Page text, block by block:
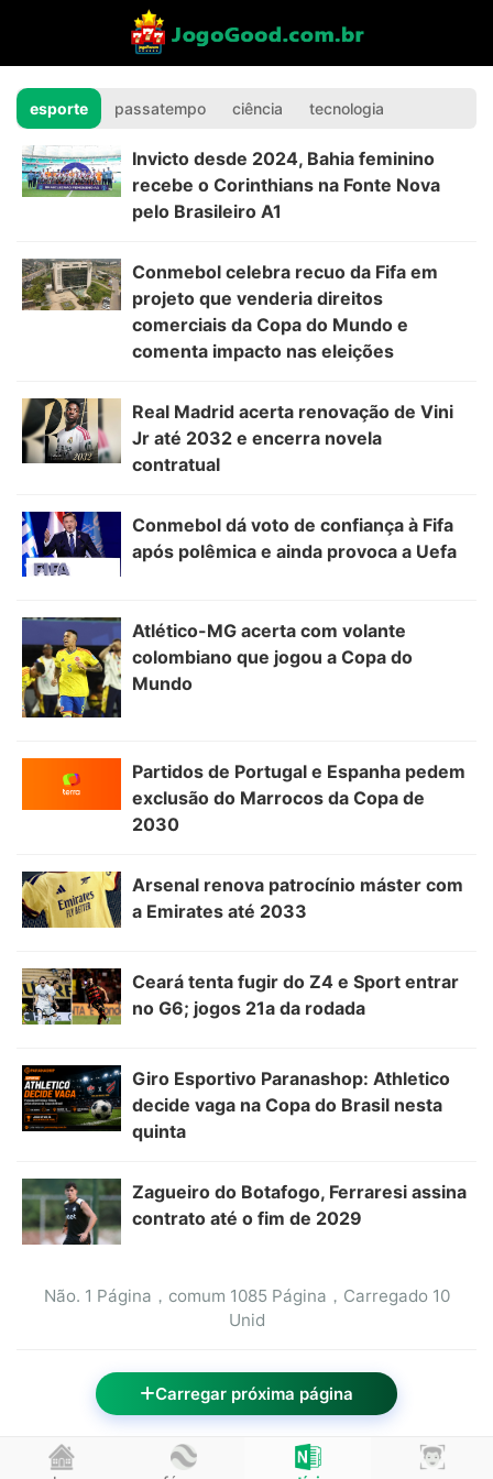
notícias gamesbig -
esporte passatempo ciência tecnologia
Invicto desde 2024, Bahia feminino
recebe o Corinthians na Fonte Nova
pelo Brasileiro A1
Conmebol celebra recuo da Fifa em
projeto que venderia direitos
comerciais da Copa do Mundo e
comenta impacto nas eleições
Real Madrid acerta renovação de Vini
Jr até 2032 e encerra novela
contratual
Conmebol dá voto de confiança à Fifa
após polêmica e ainda provoca a Uefa
Atlético-MG acerta com volante
colombiano que jogou a Copa do
Mundo
Partidos de Portugal e Espanha pedem
exclusão do Marrocos da Copa de
2030
Arsenal renova patrocínio máster com
a Emirates até 2033
Ceará tenta fugir do Z4 e Sport entrar
no G6; jogos 21a da rodada
Giro Esportivo Paranashop: Athletico
decide vaga na Copa do Brasil nesta
quinta
Zagueiro do Botafogo, Ferraresi assina
contrato até o fim de 2029
Não. 1 Página，comum 1085 Página，Carregado 10
Unid
Carregar próxima página